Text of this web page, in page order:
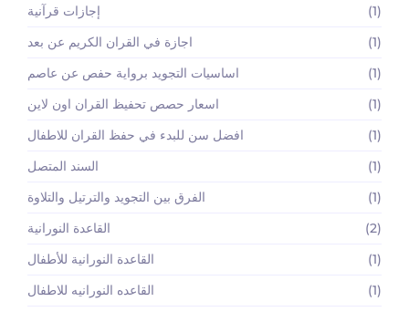
إجازات قرآنية
(1)
اجازة في القران الكريم عن بعد
(1)
اساسيات التجويد برواية حفص عن عاصم
(1)
اسعار حصص تحفيظ القران اون لاين
(1)
افضل سن للبدء في حفظ القران للاطفال
(1)
السند المتصل
(1)
الفرق بين التجويد والترتيل والتلاوة
(1)
القاعدة النورانية
(2)
القاعدة النورانية للأطفال
(1)
القاعده النورانيه للاطفال
(1)